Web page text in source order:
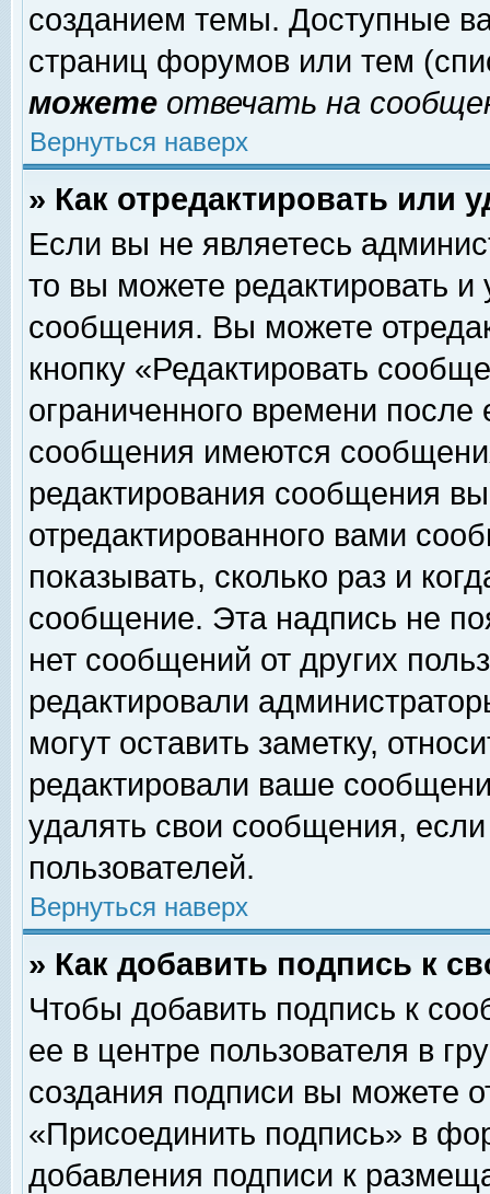
созданием темы. Доступные
страниц форумов или тем
можете отвечать на
Вернуться наверх
» Как отредактировать или
Если вы не являетесь
то вы можете редактировать и
сообщения. Вы можете
кнопку «Редактировать
ограниченного времени
сообщения имеются
редактирования сообщения
отредактированного вами
показывать, сколько раз и
сообщение. Эта надпись не
нет сообщений от других
редактировали
могут оставить заметку,
редактировали ваше
удалять свои сообщения,
пользователей.
Вернуться наверх
» Как добавить подпись к
Чтобы добавить подпись к
ее в центре пользователя в
создания подписи вы можете
«Присоединить подпись» в
добавления подписи к